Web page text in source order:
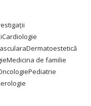
Cardiologie
Dermatoestetică
Medicina de familie
Pediatrie